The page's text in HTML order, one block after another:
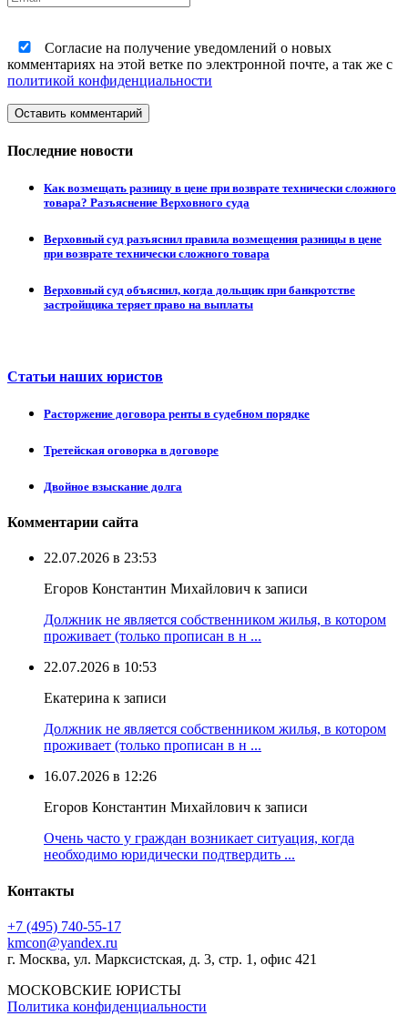
Согласие на получение уведомлений о новых
комментариях на этой ветке по электронной почте, а так же с
политикой конфиденциальности
Оставить комментарий
Последние новости
Как возмещать разницу в цене при возврате технически сложного
товара? Разъяснение Верховного суда
Верховный суд разъяснил правила возмещения разницы в цене
при возврате технически сложного товара
Верховный суд объяснил, когда дольщик при банкротстве
застройщика теряет право на выплаты
Статьи наших юристов
Расторжение договора ренты в судебном порядке
Третейская оговорка в договоре
Двойное взыскание долга
Комментарии сайта
22.07.2026 в 23:53
Егоров Константин Михайлович к записи
Должник не является собственником жилья, в котором
проживает (только прописан в н ...
22.07.2026 в 10:53
Екатерина к записи
Должник не является собственником жилья, в котором
проживает (только прописан в н ...
16.07.2026 в 12:26
Егоров Константин Михайлович к записи
Очень часто у граждан возникает ситуация, когда
необходимо юридически подтвердить ...
Контакты
+7 (495) 740‑55‑17
kmcon@yandex.ru
г. Москва, ул. Марксистская, д. 3, стр. 1, офис 421
МОСКОВСКИЕ ЮРИСТЫ
Политика конфиденциальности